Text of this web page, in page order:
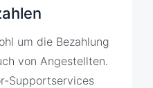
um die Bezahlung
von Angestellten.
Supportservices